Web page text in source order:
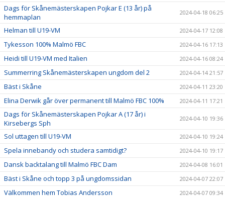
Dags för Skånemästerskapen Pojkar E (13 år) på
hemmaplan
2024-04-18 06:25
Helman till U19-VM 2024-04-17 12:08
Tykesson 100% Malmö FBC 2024-04-16 17:13
Heidi till U19-VM med Italien 2024-04-16 08:24
Summerring Skånemästerskapen ungdom del 2 2024-04-14 21:57
Bäst i Skåne 2024-04-11 23:20
Elina Derwik går över permanent till Malmö FBC 100% 2024-04-11 17:21
Dags för Skånemästerskapen Pojkar A (17 år) i
Kirsebergs Sph
2024-04-10 19:36
Sol uttagen till U19-VM 2024-04-10 19:24
Spela innebandy och studera samtidigt? 2024-04-10 19:17
Dansk backtalang till Malmö FBC Dam 2024-04-08 16:01
Bäst i Skåne och topp 3 på ungdomssidan 2024-04-07 22:07
Välkommen hem Tobias Andersson 2024-04-07 09:34